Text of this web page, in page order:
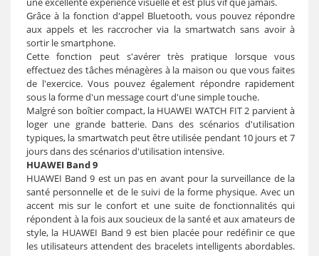
Grâce à la fonction d'appel Bluetooth, vous pouvez répondre
aux appels et les raccrocher via la smartwatch sans avoir à
sortir le smartphone.
Cette fonction peut s'avérer très pratique lorsque vous
effectuez des tâches ménagères à la maison ou que vous faites
de l'exercice. Vous pouvez également répondre rapidement
sous la forme d'un message court d'une simple touche.
Malgré son boîtier compact, la HUAWEI WATCH FIT 2 parvient à
loger une grande batterie. Dans des scénarios d'utilisation
typiques, la smartwatch peut être utilisée pendant 10 jours et 7
jours dans des scénarios d'utilisation intensive.
HUAWEI Band 9
HUAWEI Band 9 est un pas en avant pour la surveillance de la
santé personnelle et de le suivi de la forme physique. Avec un
accent mis sur le confort et une suite de fonctionnalités qui
répondent à la fois aux soucieux de la santé et aux amateurs de
style, la HUAWEI Band 9 est bien placée pour redéfinir ce que
les utilisateurs attendent des bracelets intelligents abordables.